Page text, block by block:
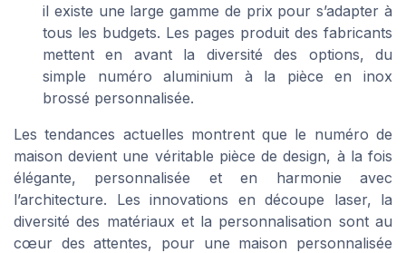
il existe une large gamme de prix pour s’adapter à
tous les budgets. Les pages produit des fabricants
mettent en avant la diversité des options, du
simple numéro aluminium à la pièce en inox
brossé personnalisée.
Les tendances actuelles montrent que le numéro de
maison devient une véritable pièce de design, à la fois
élégante, personnalisée et en harmonie avec
l’architecture. Les innovations en découpe laser, la
diversité des matériaux et la personnalisation sont au
cœur des attentes, pour une maison personnalisée